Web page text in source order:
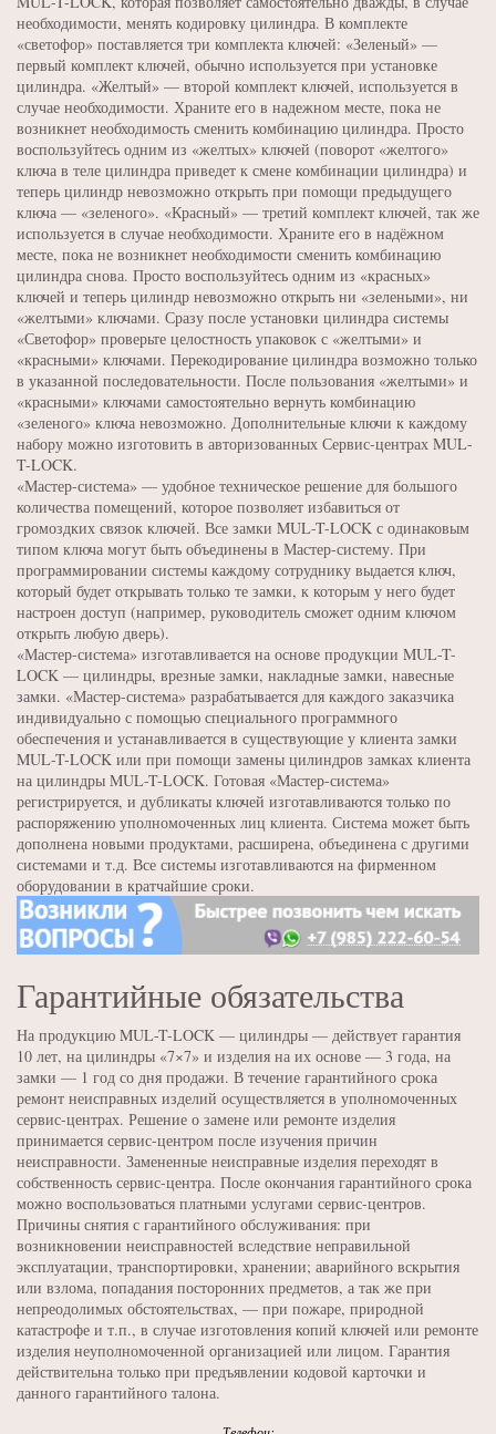
необходимости, менять кодировку цилиндра. В комплекте
«светофор» поставляется три комплекта ключей: «Зеленый» —
первый комплект ключей, обычно используется при установке
цилиндра. «Желтый» — второй комплект ключей, используется в
случае необходимости. Храните его в надежном месте, пока не
возникнет необходимость сменить комбинацию цилиндра. Просто
воспользуйтесь одним из «желтых» ключей (поворот «желтого»
ключа в теле цилиндра приведет к смене комбинации цилиндра) и
теперь цилиндр невозможно открыть при помощи предыдущего
ключа — «зеленого». «Красный» — третий комплект ключей, так же
используется в случае необходимости. Храните его в надёжном
месте, пока не возникнет необходимости сменить комби­нацию
цилиндра снова. Просто воспользуйтесь одним из «красных»
ключей и теперь цилиндр невозможно открыть ни «зелеными», ни
«желтыми» ключами. Сразу после установки цилиндра системы
«Светофор» проверьте целостность упаковок с «желтыми» и
«красными» ключами. Перекодирование цилиндра возможно только
в указанной последовательности. После пользования «желтыми» и
«красными» ключами самостоятельно вернуть комбинацию
«зеленого» ключа невозможно. Дополнительные ключи к каждому
набору можно изготовить в авторизованных Сервис-центрах MUL-
T-LOCK.
«Мастер-система» — удобное техническое решение для большого
количества помещений, которое позволяет избавиться от
громоздких связок ключей. Все замки MUL-T-LOCK с одинаковым
типом ключа могут быть объединены в Мастер-систему. При
программировании системы каждому сотруднику выдается ключ,
который будет открывать только те замки, к которым у него будет
настроен доступ (например, руководитель сможет одним ключом
открыть любую дверь).
«Мастер-система» изготавливается на основе продукции MUL-T-
LOCK — цилиндры, врезные замки, накладные замки, навесные
замки. «Мастер-система» разрабатывается для каждого заказчика
индивидуально с помощью специального программного
обеспечения и устанавливается в существующие у клиента замки
MUL-T-LOCK или при помощи замены цилиндров замках клиента
на цилиндры MUL-T-LOCK. Готовая «Мастер-система»
регистрируется, и дубликаты ключей изготавливаются только по
распоряжению уполномоченных лиц клиента. Система может быть
дополнена новыми продуктами, расширена, объединена с другими
системами и т.д. Все системы изготавливаются на фирменном
оборудовании в кратчайшие сроки.
Гарантийные обязательства
На продукцию MUL-T-LOCK — цилиндры — действует гарантия
10 лет, на цилиндры «7×7» и изделия на их основе — 3 года, на
замки — 1 год со дня продажи. В течение гарантийного срока
ремонт неисправных изделий осуществляется в уполномоченных
сервис-центрах. Решение о замене или ремонте изделия
принимается сервис-центром после изучения причин
неисправности. Замененные неисправные изделия переходят в
собственность сервис-центра. После окончания гарантийного срока
можно воспользоваться платными услугами сервис-центров.
Причины снятия с гарантийного обслуживания: при
возникновении неисправностей вследствие неправильной
эксплуатации, транспортировки, хранении; аварийного вскрытия
или взлома, попадания посторонних предметов, а так же при
непреодолимых обстоятельствах, — при пожаре, природной
катастрофе и т.п., в случае изготовления копий ключей или ремонте
изделия неуполномоченной организацией или лицом. Гарантия
действительна только при предъявлении кодовой карточки и
данного гарантийного талона.